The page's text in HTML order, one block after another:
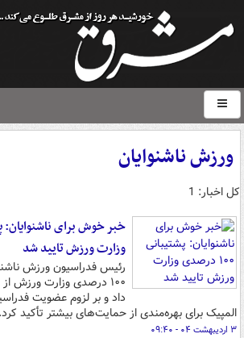
ورزش ناشنوایان
کل اخبار: 1
وزارت ورزش تایید شد
رئیس فدراسیون ورزش
۱۰۰ درصدی وزارت ورزش
داد و بر لزوم عضویت
المپیک برای بهره‌مندی از حمایت‌های بیشتر تأکید کرد.
۳ اردیبهشت ۰۴ - ۰۹:۴۰